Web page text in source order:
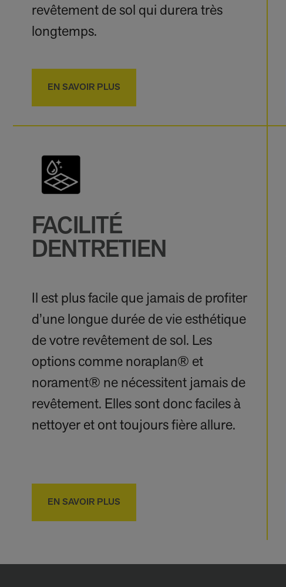
revêtement de sol qui durera très
longtemps.
EN SAVOIR PLUS
FACILITÉ
DENTRETIEN
Il est plus facile que jamais de profiter
d’une longue durée de vie esthétique
de votre revêtement de sol. Les
options comme noraplan® et
norament® ne nécessitent jamais de
revêtement. Elles sont donc faciles à
nettoyer et ont toujours fière allure.
EN SAVOIR PLUS